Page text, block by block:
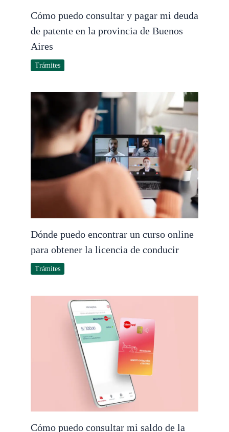
Cómo puedo consultar y pagar mi deuda
de patente en la provincia de Buenos
Aires
Trámites
Dónde puedo encontrar un curso online
para obtener la licencia de conducir
Trámites
Cómo puedo consultar mi saldo de la